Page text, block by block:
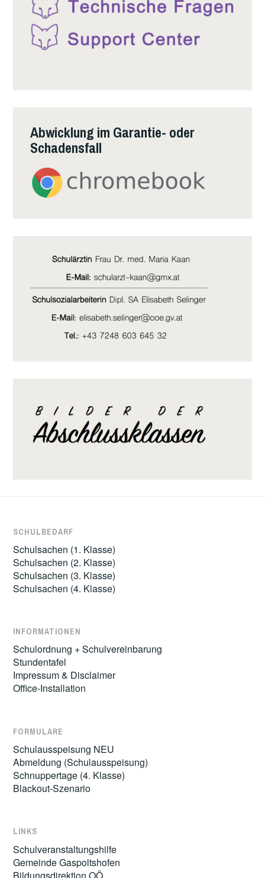
Abwicklung im Garantie- oder
Schadensfall
SCHULBEDARF
Schulsachen (1. Klasse)
Schulsachen (2. Klasse)
Schulsachen (3. Klasse)
Schulsachen (4. Klasse)
INFORMATIONEN
Schulordnung + Schulvereinbarung
Stundentafel
Impressum & Disclaimer
Office-Installation
FORMULARE
Schulausspeisung NEU
Abmeldung (Schulausspeisung)
Schnuppertage (4. Klasse)
Blackout-Szenario
LINKS
Schulveranstaltungshilfe
Gemeinde Gaspoltshofen
Bildungsdirektion OÖ